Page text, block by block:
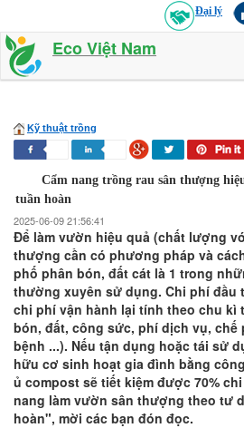
Đại lý
Eco Việt Nam
Kỹ thuật trồng
Cẩm nang trồng rau sân thượng
tuần hoàn
2025-06-09 21:56:41
Để làm vườn hiệu quả (chất lượng
thượng cần có phương pháp và
phố phân bón, đất cát là 1 trong
thường xuyên sử dụng. Chi phí đầu
chi phí vận hành lại tính theo chu kì
bón, đất, công sức, phí dịch vụ, chế
bệnh ...). Nếu tận dụng hoặc tái sử
hữu cơ sinh hoạt gia đình bằng
ủ compost sẽ tiết kiệm được 70%
nang làm vườn sân thượng theo tư
hoàn", mời các bạn đón đọc.